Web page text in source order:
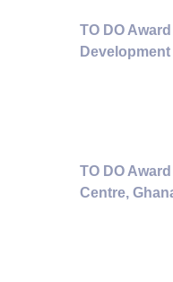
TO DO
TO DO
Centre,